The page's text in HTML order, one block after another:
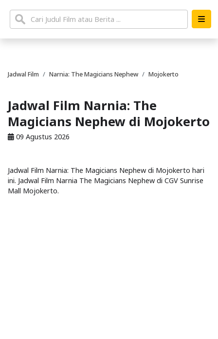
Jadwal Film Narnia: The Magicians Nephew Mojokerto
Jadwal Film Narnia: The
Magicians Nephew di Mojokerto
09 Agustus 2026
Jadwal Film Narnia: The Magicians Nephew di Mojokerto hari
ini. Jadwal Film Narnia The Magicians Nephew di CGV Sunrise
Mall Mojokerto.